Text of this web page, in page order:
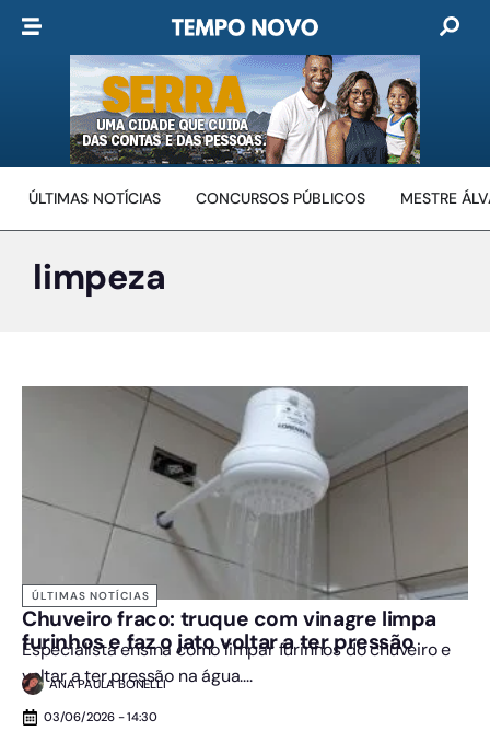
ÚLTIMAS NOTÍCIAS CONCURSOS PÚBLICOS MESTRE
limpeza
ÚLTIMAS NOTÍCIAS
Chuveiro fraco: truque com vinagre limpa
furinhos e faz o jato voltar a ter pressão
Especialista ensina como limpar furinhos do chuveiro e
voltar a ter pressão na água....
ANA PAULA BONELLI
03/06/2026 - 14:30